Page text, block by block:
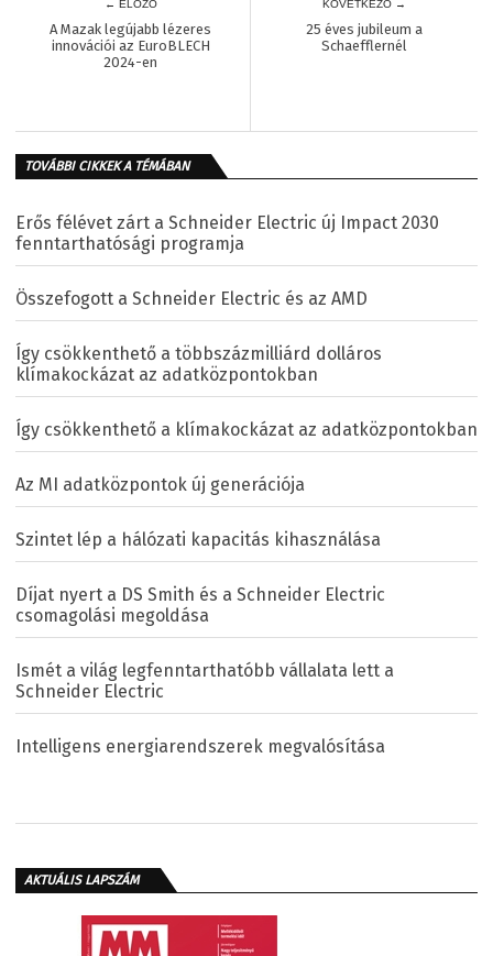
← ELŐZŐ
A Mazak legújabb lézeres
innovációi az EuroBLECH
2024-en
KÖVETKEZŐ →
25 éves jubileum a
Schaefflernél
TOVÁBBI CIKKEK A TÉMÁBAN
Erős félévet zárt a Schneider Electric új Impact 2030
fenntarthatósági programja
Összefogott a Schneider Electric és az AMD
Így csökkenthető a többszázmilliárd dolláros
klímakockázat az adatközpontokban
Így csökkenthető a klímakockázat az adatközpontokban
Az MI adatközpontok új generációja
Szintet lép a hálózati kapacitás kihasználása
Díjat nyert a DS Smith és a Schneider Electric
csomagolási megoldása
Ismét a világ legfenntarthatóbb vállalata lett a
Schneider Electric
Intelligens energiarendszerek megvalósítása
AKTUÁLIS LAPSZÁM